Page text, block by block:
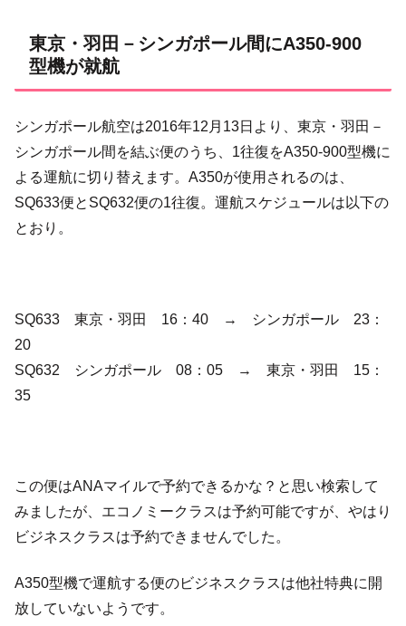
東京・羽田－シンガポール間にA350-900
型機が就航
シンガポール航空は2016年12月13日より、東京・羽田－
シンガポール間を結ぶ便のうち、1往復をA350-900型機に
よる運航に切り替えます。A350が使用されるのは、
SQ633便とSQ632便の1往復。運航スケジュールは以下の
とおり。
SQ633 東京・羽田 16：40 → シンガポール 23：
20
SQ632 シンガポール 08：05 → 東京・羽田 15：
35
この便はANAマイルで予約できるかな？と思い検索して
みましたが、エコノミークラスは予約可能ですが、やはり
ビジネスクラスは予約できませんでした。
A350型機で運航する便のビジネスクラスは他社特典に開
放していないようです。